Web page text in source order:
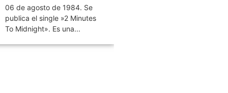
de agosto de 1984. Se
el single »2 Minutes
Midnight». Es una...